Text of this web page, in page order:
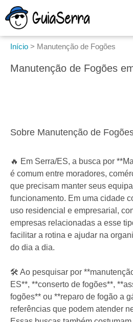
Início > Manutenção de Fogões
Manutenção de Fogões
Sobre Manutenção de
🔥 Em Serra/ES, a busca por
é comum entre moradores,
que precisam manter seus
funcionamento. Em uma cidade
uso residencial e empresarial,
empresas relacionadas a esse
facilitar a rotina e ajudar na
do dia a dia.
🛠️ Ao pesquisar por
ES**, **conserto de fogões**,
fogões** ou **reparo de fogão a
referências que podem atender